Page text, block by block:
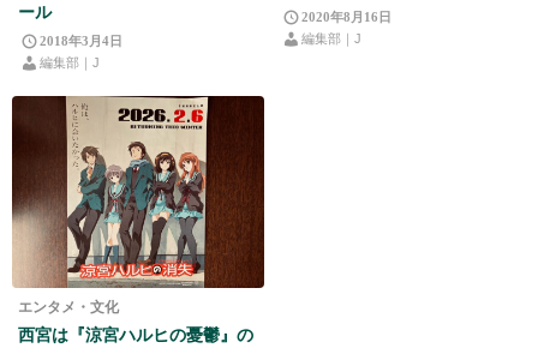
ール
2018年3月4日
編集部｜J
2020年8月16日
編集部｜J
エンタメ・文化
西宮は『涼宮ハルヒの憂鬱』の